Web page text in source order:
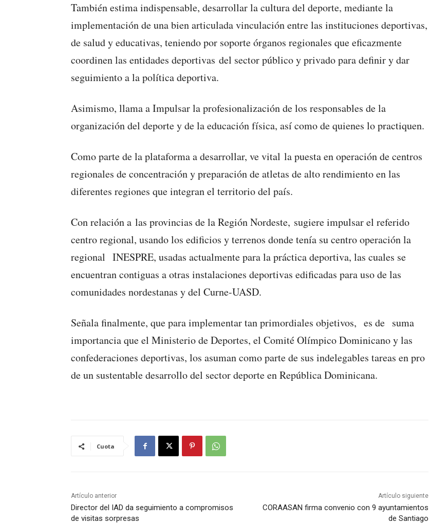
También estima indispensable, desarrollar la cultura del deporte, mediante la
implementación de una bien articulada vinculación entre las instituciones deportivas,
de salud y educativas, teniendo por soporte órganos regionales que eficazmente
coordinen las entidades deportivas del sector público y privado para definir y dar
seguimiento a la política deportiva.
Asimismo, llama a Impulsar la profesionalización de los responsables de la
organización del deporte y de la educación física, así como de quienes lo practiquen.
Como parte de la plataforma a desarrollar, ve vital la puesta en operación de centros
regionales de concentración y preparación de atletas de alto rendimiento en las
diferentes regiones que integran el territorio del país.
Con relación a las provincias de la Región Nordeste, sugiere impulsar el referido
centro regional, usando los edificios y terrenos donde tenía su centro operación la
regional INESPRE, usadas actualmente para la práctica deportiva, las cuales se
encuentran contiguas a otras instalaciones deportivas edificadas para uso de las
comunidades nordestanas y del Curne-UASD.
Señala finalmente, que para implementar tan primordiales objetivos, es de suma
importancia que el Ministerio de Deportes, el Comité Olímpico Dominicano y las
confederaciones deportivas, los asuman como parte de sus indelegables tareas en pro
de un sustentable desarrollo del sector deporte en República Dominicana.
Cuota
Artículo anterior
Director del IAD da seguimiento a compromisos
de visitas sorpresas
Artículo siguiente
CORAASAN firma convenio con 9 ayuntamientos
de Santiago